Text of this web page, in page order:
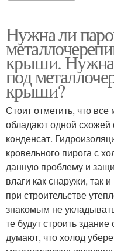
Нужна ли
крыши. Нужна
под
крыши?
Стоит отметить, что
обладают одной
конденсат.
кровельного пирога с
данную проблему и
влаги как снаружи, так
при строительстве
знакомым не
те будут строить
думают, что холод